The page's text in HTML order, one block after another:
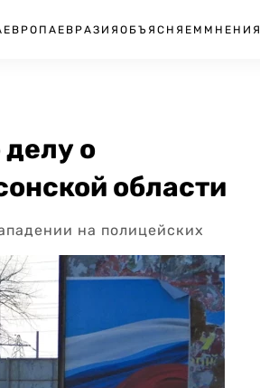
ЕВРОПА ЕВРАЗИЯ ОБЪЯСНЯЕМ МНЕНИЯ
о
области
на полицейских